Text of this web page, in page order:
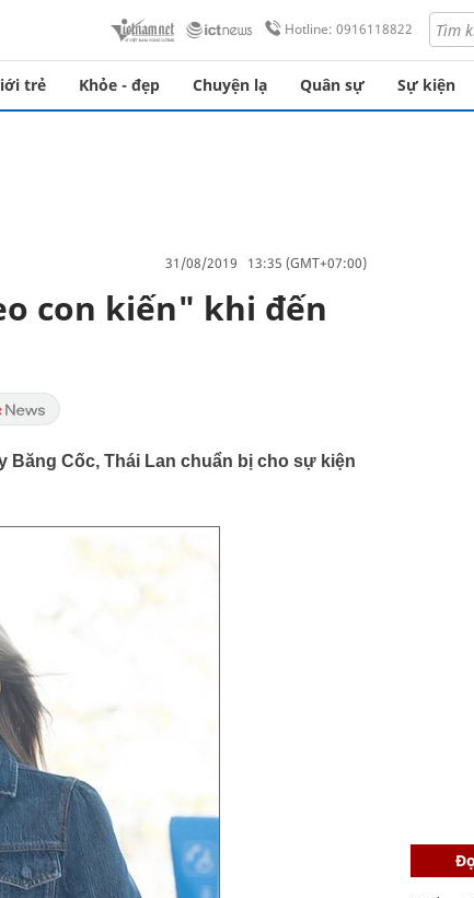
Hotline: 0916118822
trẻ Khỏe - đẹp Chuyện lạ Quân sự Sự kiện
31/08/2019 13:35 (GMT+07:00)
con kiến" khi đến
Băng Cốc, Thái Lan chuẩn bị cho sự kiện